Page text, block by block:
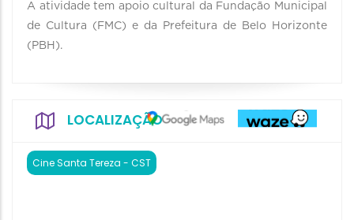
A atividade tem apoio cultural da Fundação Municipal
de Cultura (FMC) e da Prefeitura de Belo Horizonte
(PBH).
LOCALIZAÇÃO
Cine Santa Tereza - CST